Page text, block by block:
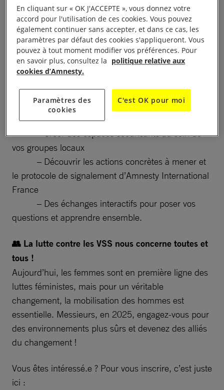
Participez à notre webinaire essentiel sur les
violences sexistes et sexuelles et devenez acteur·rice
du changement !
🔍 Comprendre, prévenir et agir :
– Identifier et reconnaître les violences
sexistes et sexuelles
– Créer des espaces sécurisants au sein de
vos groupes locaux
– Découvrir les actions concrètes à mener et
le protocole de signalement d’Amnesty International
France
– Des échanges interactifs pour poser vos
questions et apprendre ensemble.
👥 La lutte contre les VSS nous concerne toutes et
tous !
Aujourd’hui, les femmes sont en première ligne des
luttes féministes, mais pour un véritable
changement, la mobilisation des hommes est
essentielle. Messieurs, en 2025, engagez-vous pour
des environnements plus sûrs et devenez des alliés
du changement !
Vous êtes intéressé.e ? Pour vous inscrire, c’est juste
ici :
En cliquant sur « OK J'ACCEPTE », vous donnez votre
accord pour l'utilisation de ces cookies. Vous pouvez
également continuer sans accepter, et dans ce cas, les
paramètres par défaut des cookies s'appliqueront. Vous
pouvez à tout moment modifier vos préférences. Pour
en savoir plus, consultez la politique relative aux
cookies d’Amnesty.
Paramètres des
cookies
C'est OK pour moi